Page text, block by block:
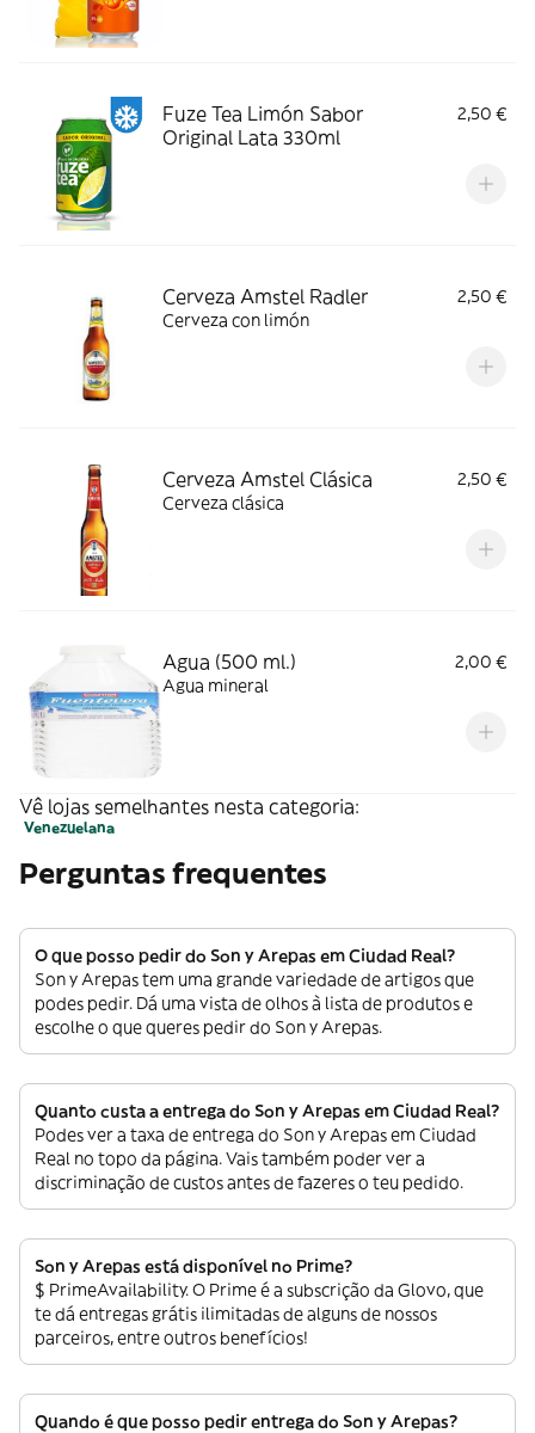
Fuze Tea Limón Sabor
Original Lata 330ml
2,50 €
Cerveza Amstel Radler
2,50 €
Cerveza con limón
Cerveza Amstel Clásica
2,50 €
Cerveza clásica
Agua (500 ml.)
2,00 €
Agua mineral
Vê lojas semelhantes nesta categoria:
Venezuelana
Perguntas frequentes
O que posso pedir do Son y Arepas em Ciudad Real?
Son y Arepas tem uma grande variedade de artigos que
podes pedir. Dá uma vista de olhos à lista de produtos e
escolhe o que queres pedir do Son y Arepas.
Quanto custa a entrega do Son y Arepas em Ciudad Real?
Podes ver a taxa de entrega do Son y Arepas em Ciudad
Real no topo da página. Vais também poder ver a
discriminação de custos antes de fazeres o teu pedido.
Son y Arepas está disponível no Prime?
$ PrimeAvailability. O Prime é a subscrição da Glovo, que
te dá entregas grátis ilimitadas de alguns de nossos
parceiros, entre outros benefícios!
Quando é que posso pedir entrega do Son y Arepas?